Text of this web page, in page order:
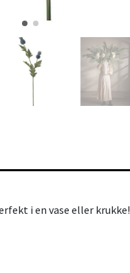
i en vase eller krukke!